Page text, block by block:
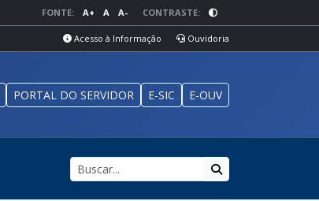
FONTE: A+ A A- CONTRASTE:
Acesso à Informação Ouvidoria
PORTAL DO SERVIDOR E-SIC E-OUV